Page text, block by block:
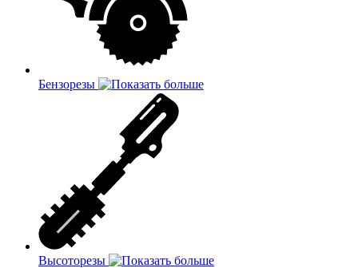
Бензорезы
Высоторезы